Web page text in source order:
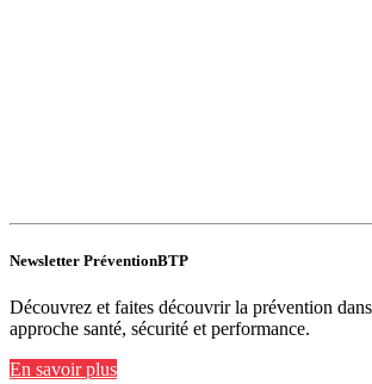
Newsletter PréventionBTP
Découvrez et faites découvrir la prévention
approche santé, sécurité et performance.
En savoir plus